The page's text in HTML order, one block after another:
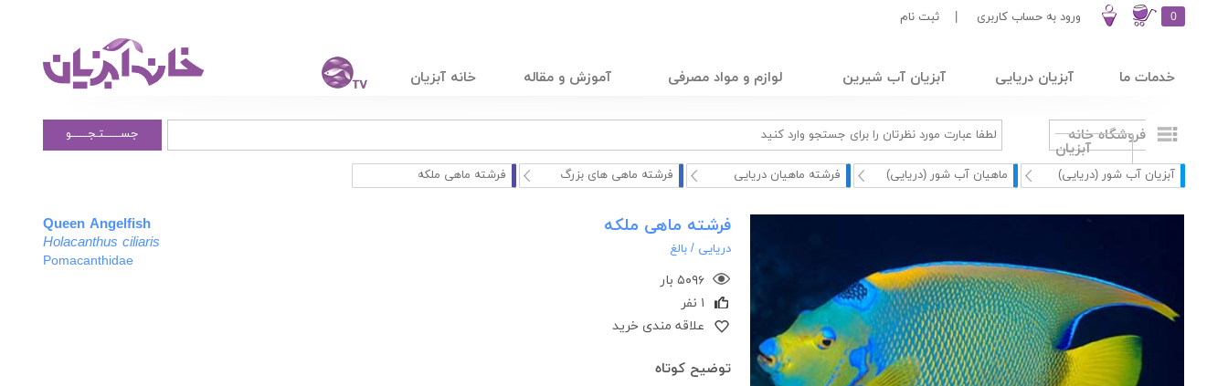
0 ورود به حساب کاربری ثبت نام
خدمات ما آبزیان دریایی آبزیان آب شیرین لوازم و مواد مصرفی آموزش و مقاله خانه آبزیان
فروشگاه خانه
آبزیان
جســــــتـجــــــو
آبزیان آب شور (دریایی) ماهیان آب شور (دریایی) فرشته ماهیان دریایی فرشته ماهی های بزرگ فرشته ماهی ملکه
فرشته ماهی ملکه
دریایی / بالغ
۵۰۹۶ بار
۱ نفر
علاقه مندی خرید
Queen Angelfish
Holacanthus ciliaris
Pomacanthidae
توضیح کوتاه